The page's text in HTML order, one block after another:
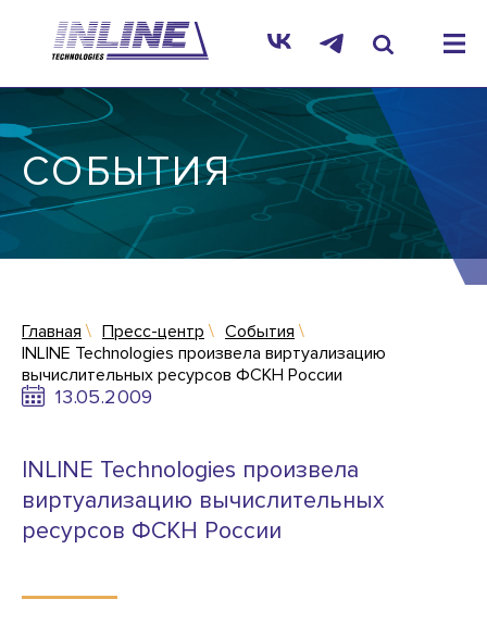
СОБЫТИЯ
Главная Пресс-центр
События
INLINE Technologies произвела виртуализацию
вычислительных ресурсов ФСКН России
13.05.2009
INLINE Technologies произвела
виртуализацию вычислительных
ресурсов ФСКН России